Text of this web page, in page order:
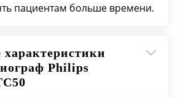
пациентам больше времени.
характеристики
Philips